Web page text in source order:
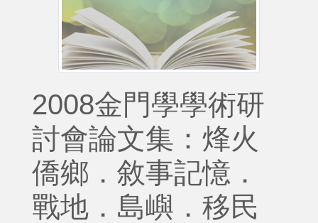
2008金門學學術研
討會論文集：烽火
僑鄉．敘事記憶．
戰地．島嶼．移民